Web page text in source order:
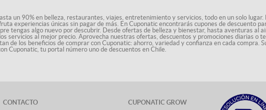
un 90% en belleza, restaurantes, viajes, entretenimiento y servicios, todo en un solo
experiencias únicas sin pagar de más. En Cuponatic encontrarás cupones de descuento
tengas algo nuevo por descubrir. Desde ofertas de belleza y bienestar, hasta aventuras al
servicios al mejor precio. Aprovecha nuestras ofertas, descuentos y promociones diarias o
de los beneficios de comprar con Cuponatic: ahorro, variedad y confianza en cada compra.
Cuponatic, tu portal número uno de descuentos en Chile.
CONTACTO CUPONATIC GROW